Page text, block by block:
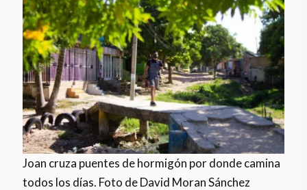
Joan cruza puentes de hormigón por donde camina
todos los días. Foto de David Moran Sánchez